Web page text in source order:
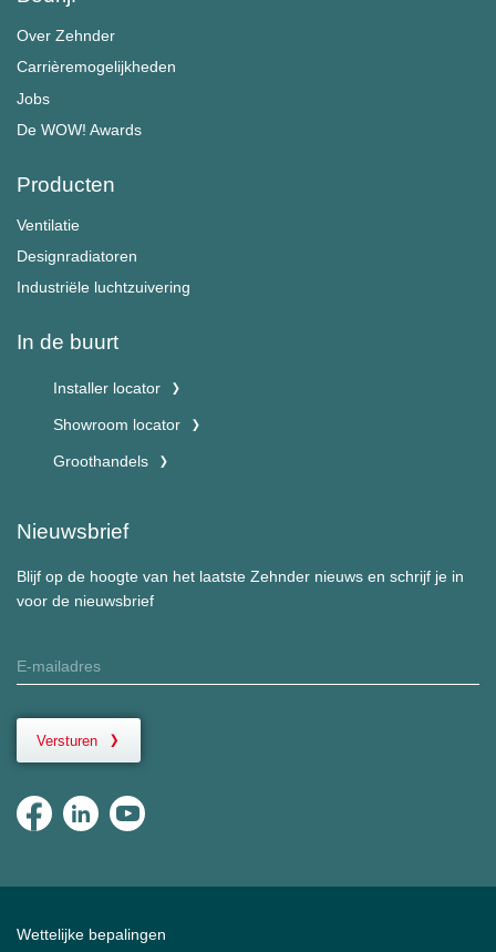
Over Zehnder
Carrièremogelijkheden
Jobs
De WOW! Awards
Producten
Ventilatie
Designradiatoren
Industriële luchtzuivering
In de buurt
Installer locator
Showroom locator
Groothandels
Nieuwsbrief
Blijf op de hoogte van het laatste Zehnder nieuws en schrijf je in
voor de nieuwsbrief
Versturen
Wettelijke bepalingen